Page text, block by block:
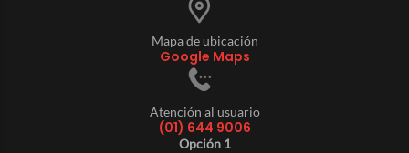
Mapa de ubicación
Google Maps
Atención al usuario
(01) 644 9006
Opción 1